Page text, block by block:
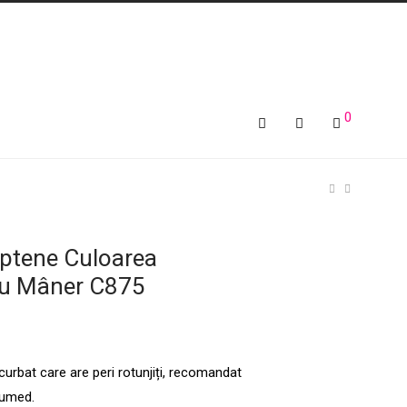
0
Culoarea
Mâner C875
care are peri rotunjiți, recomandat